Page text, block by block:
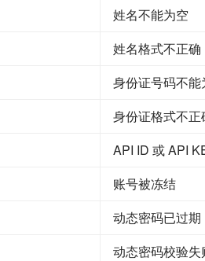
姓名不能为空
姓名格式不正确
身份证号码不能
身份证格式不正
API ID 或 API
账号被冻结
动态密码已过期
动态密码校验失